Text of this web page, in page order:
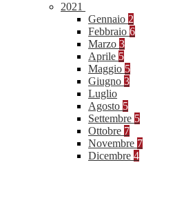
2021
Gennaio 2
Febbraio 6
Marzo 3
Aprile 5
Maggio 5
Giugno 3
Luglio
Agosto 5
Settembre 5
Ottobre 7
Novembre 7
Dicembre 4